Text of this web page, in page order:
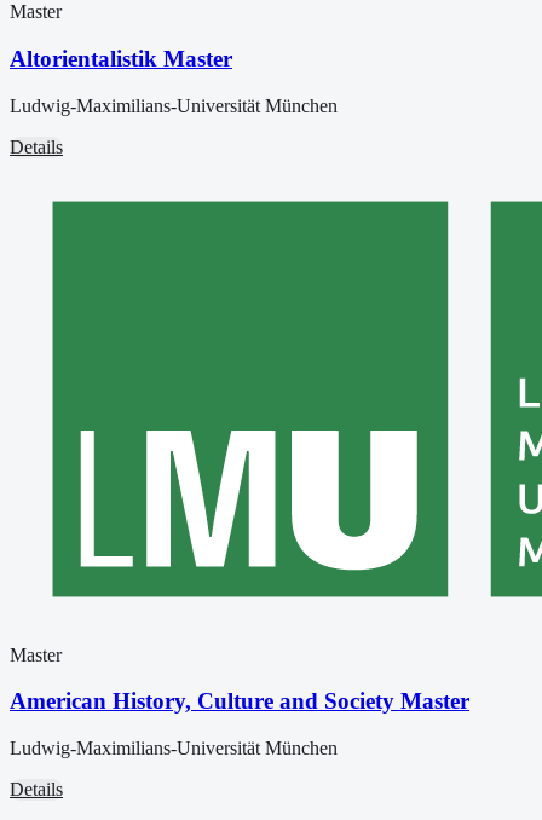
Master
Altorientalistik Master
Ludwig-Maximilians-Universität München
Details
Master
American History, Culture and Society Master
Ludwig-Maximilians-Universität München
Details